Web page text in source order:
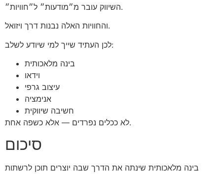
השיווק עובר מ״מודעות״ ל״חוויות״.
והחוויות האלה נבנות דרך ויזואל.
לכן העתיד שייך למי שיודע לשלב:
בינה מלאכותית
וידאו
עיצוב גרפי
אנימציה
חשיבה שיווקית
לא ככלים נפרדים — אלא כשפה אחת.
סיכום
בינה מלאכותית שינתה את הדרך שבה יוצרים תוכן לרשתות